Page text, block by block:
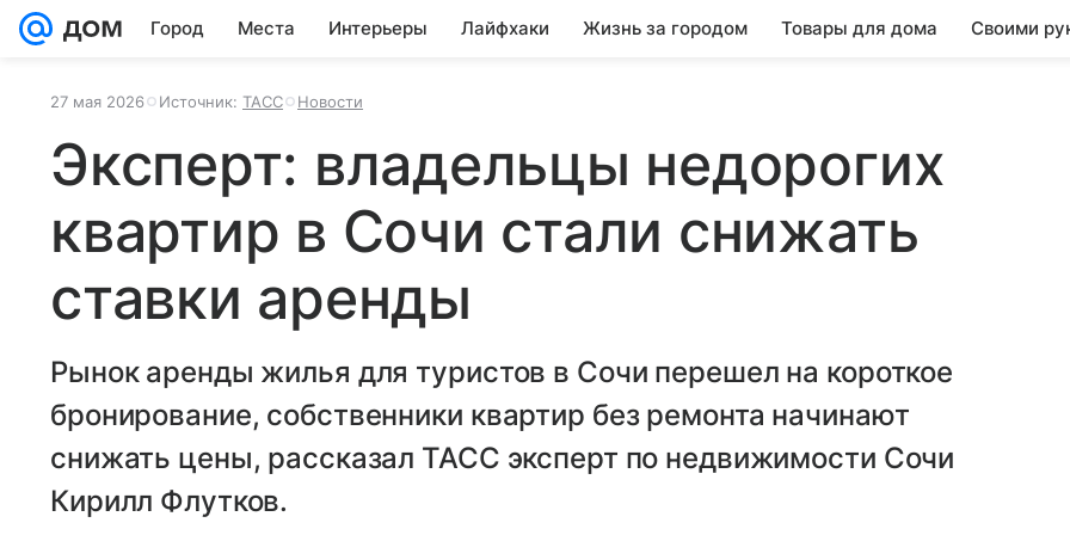
Город Места Интерьеры Лайфхаки Жизнь за городом Товары для дома Своими
27 мая 2026 Источник: ТАСС Новости
Эксперт: владельцы недорогих
квартир в Сочи стали снижать
ставки аренды
Рынок аренды жилья для туристов в Сочи перешел на короткое
бронирование, собственники квартир без ремонта начинают
снижать цены, рассказал ТАСС эксперт по недвижимости Сочи
Кирилл Флутков.